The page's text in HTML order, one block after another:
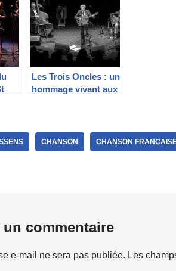
Les Trois Oncles : un
hommage vivant aux
CHANSON CHANSON
un commentaire
e-mail ne sera pas publiée. Les